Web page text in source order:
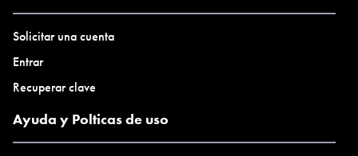
Solicitar una cuenta
Entrar
Recuperar clave
Ayuda y Polticas de uso